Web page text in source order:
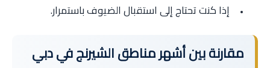
إذا كنت تحتاج إلى استقبال الضيوف باستمرار.
مقارنة بين أشهر مناطق الشيرنج في دبي